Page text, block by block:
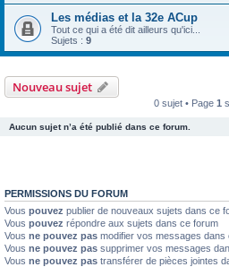
Les médias et la 32e ACup
Tout ce qui a été dit ailleurs qu'ici...
Sujets : 9
Nouveau sujet
0 sujet • Page 1
Aucun sujet n’a été publié dans ce forum.
PERMISSIONS DU FORUM
Vous pouvez publier de nouveaux sujets dans ce
Vous pouvez répondre aux sujets dans ce forum
Vous ne pouvez pas modifier vos messages dans
Vous ne pouvez pas supprimer vos messages
Vous ne pouvez pas transférer de pièces jointes